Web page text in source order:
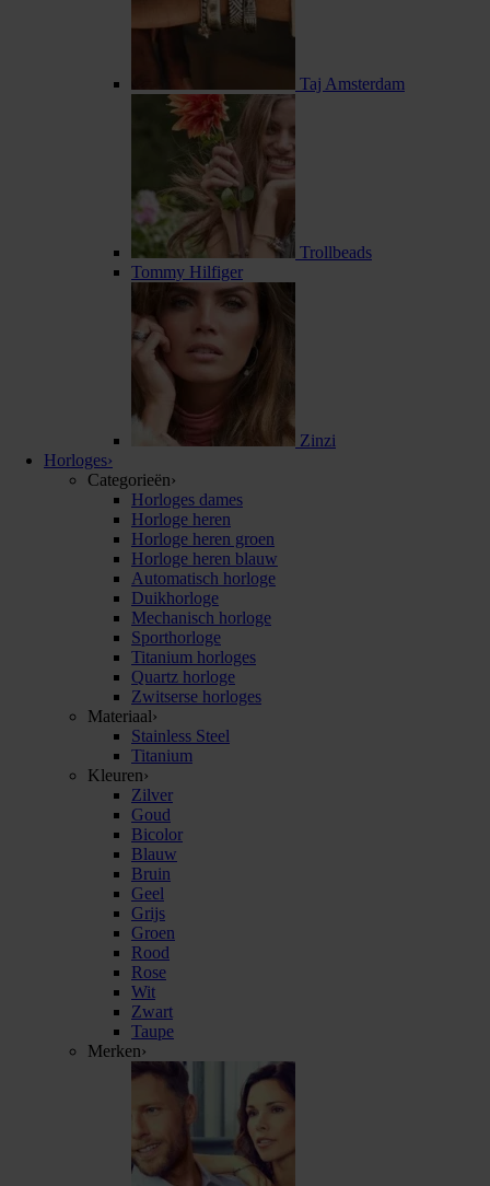
Taj Amsterdam
Trollbeads
Tommy Hilfiger
Zinzi
Horloges›
Categorieën›
Horloges dames
Horloge heren
Horloge heren groen
Horloge heren blauw
Automatisch horloge
Duikhorloge
Mechanisch horloge
Sporthorloge
Titanium horloges
Quartz horloge
Zwitserse horloges
Materiaal›
Stainless Steel
Titanium
Kleuren›
Zilver
Goud
Bicolor
Blauw
Bruin
Geel
Grijs
Groen
Rood
Rose
Wit
Zwart
Taupe
Merken›